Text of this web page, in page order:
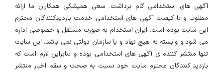
آگهی های استخدامی گام برداشت. سعی همیشگی همکاران ما ارائه
مطلوب و با کیفیت آگهی های استخدامی خدمت بازدیدکنندگان محترم
این سایت بوده است. ایران استخدام به صورت مستقل و خصوصی اداره
می شود و وابسته به هیچ نهاد و یا سازمان دولتی نمی باشد، این سایت
تنها منتشر کننده ی آگهی های استخدامی بوده و بنابراین لازم است که
بازدید کنندگان محترم سایت خود نسبت به صحت و سقم اخبار منتشر